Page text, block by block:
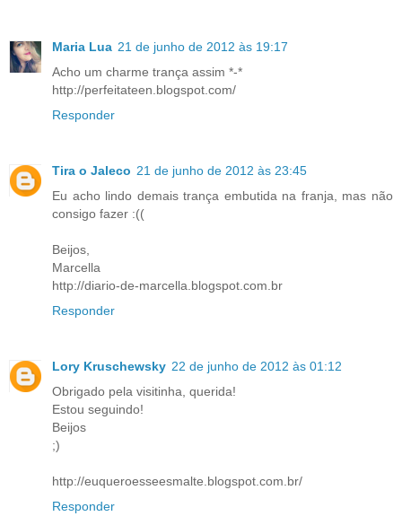
Maria Lua 21 de junho de 2012 às 19:17
Acho um charme trança assim *-*
http://perfeitateen.blogspot.com/
Responder
Tira o Jaleco 21 de junho de 2012 às 23:45
Eu acho lindo demais trança embutida na franja, mas não
consigo fazer :((
Beijos,
Marcella
http://diario-de-marcella.blogspot.com.br
Responder
Lory Kruschewsky 22 de junho de 2012 às 01:12
Obrigado pela visitinha, querida!
Estou seguindo!
Beijos
;)
http://euqueroesseesmalte.blogspot.com.br/
Responder